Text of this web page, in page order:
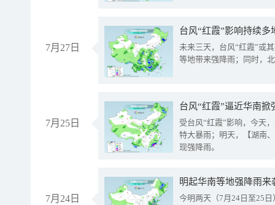
7月27日
台风“红霞”影响持续
未来三天，台风“红霞”或
等地带来强降雨；同时，
7月25日
台风“红霞”逼近华南
受台风“红霞”影响，今天
特大暴雨；明天，【湖南
现强降雨。
7月24日
明起华南等地强降雨
今明两天（7月24日至25